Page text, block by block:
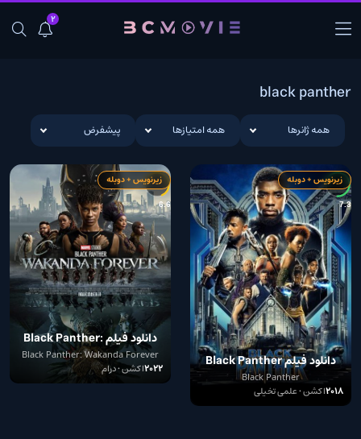
2
black panther
همه ژانرها همه امتیازها پیشفرض
7.3
زیرنویس + دوبله
دانلود فیلم Black Panther
2018
Black Panther
2018اکشن • علمی تخیلی
6.6
زیرنویس + دوبله
دانلود فیلم Black Panther:
Wakanda Forever 2022
Black Panther: Wakanda Forever
2022اکشن • درام